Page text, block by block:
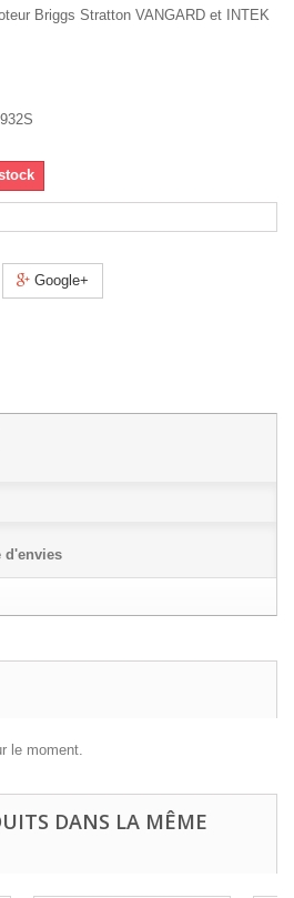
Briggs Stratton VANGARD et INTEK
Google+
d'envies
le moment.
DANS LA MÊME